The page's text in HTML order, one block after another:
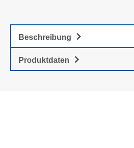
Beschreibung
Produktdaten